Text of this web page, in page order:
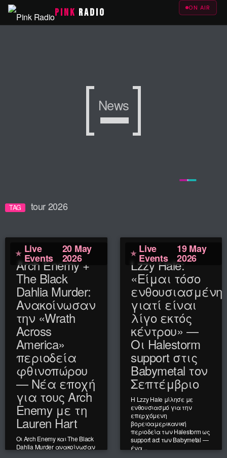
PINK RADIO ON AIR
News
News
News
TAG tour 2026
Live
Events
20 May
2026
Arch Enemy +
The Black
Dahlia Murder:
Ανακοίνωσαν
την «Wrath
Across
America»
περιοδεία
φθινοπώρου
— Νέα εποχή
για τους Arch
Enemy με τη
Lauren Hart
Οι Arch Enemy και The Black
Dahlia Murder ανακοίνωσαν
Live
Events
19 May
2026
Lzzy Hale:
«Είμαι τόσο
ενθουσιασμένη
γιατί είναι
λίγο εκτός
κέντρου» —
Οι Halestorm
support στις
Babymetal τον
Σεπτέμβριο
Η Lzzy Hale μίλησε με
ενθουσιασμό για την
επερχόμενη
βορειοαμερικανική
περιοδεία των Halestorm ως
support act των Babymetal —
ένα ...